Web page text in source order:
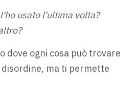
usato l'ultima volta?
dove ogni cosa può trovare
ma ti permette